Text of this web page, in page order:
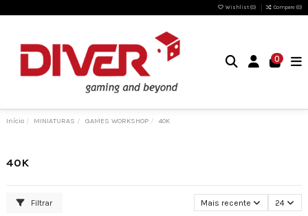
Wishlist (0) Compare (0)
0
Início MINIATURAS GAMES WORKSHOP 40K
40K
Filtrar Mais recente 24